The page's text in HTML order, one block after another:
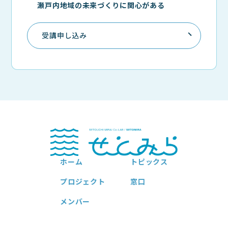
瀬戸内地域の未来づくりに関心がある
受講申し込み
ホーム
プロジェクト
メンバー
トピックス
窓口